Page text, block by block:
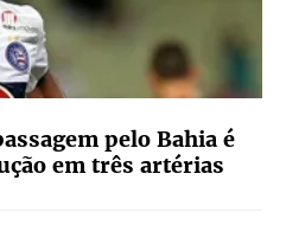
pelo Bahia é
em três artérias